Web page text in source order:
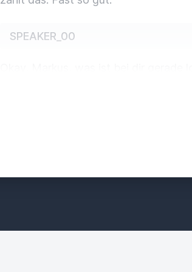
SPEAKER_00
Nichts, alles gut, alles entspannt.
Wäsche gewaschen und Listen